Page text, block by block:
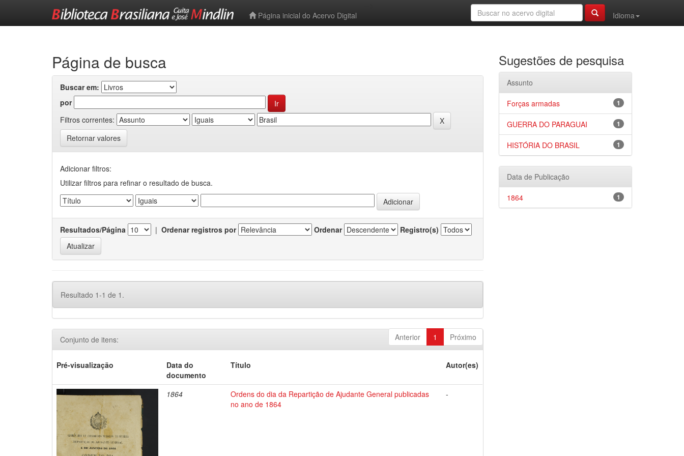
Página inicial do Acervo Digital
Idioma
Página de busca
Buscar em:
por
Filtros correntes:
Retornar valores
Adicionar filtros:
Utilizar filtros para refinar o resultado de busca.
Resultados/Página | Ordenar registros por Ordenar Registro(s)
Resultado 1-1 de 1.
Anterior 1 Próximo
Conjunto de itens:
Pré-visualização
Data do
documento
Título Autor(es)
1864
Ordens do dia da Repartição de Ajudante General publicadas
no ano de 1864
-
Sugestões de pesquisa
Assunto
1
Forças armadas
1
GUERRA DO PARAGUAI
1
HISTÓRIA DO BRASIL
Data de Publicação
1
1864